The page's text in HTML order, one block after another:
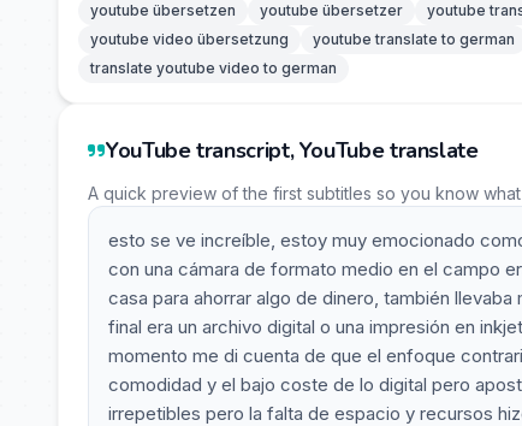
youtube übersetzen youtube übersetzer youtube
youtube video übersetzung
youtube translate to german
translate youtube video to german
YouTube transcript, YouTube translate
A quick preview of the first subtitles so you know
esto se ve increíble, estoy muy emocionado
con una cámara de formato medio en el campo
casa para ahorrar algo de dinero, también
final era un archivo digital o una impresión en
momento me di cuenta de que el enfoque
comodidad y el bajo coste de lo digital pero
irrepetibles pero la falta de espacio y recursos